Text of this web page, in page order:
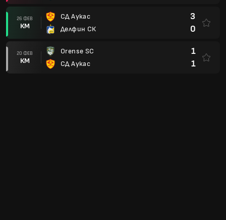
26 ФЕВ
КМ
СД Аукас
Делфин СК
3
0
20 ФЕВ
КМ
Orense SC
СД Аукас
1
1